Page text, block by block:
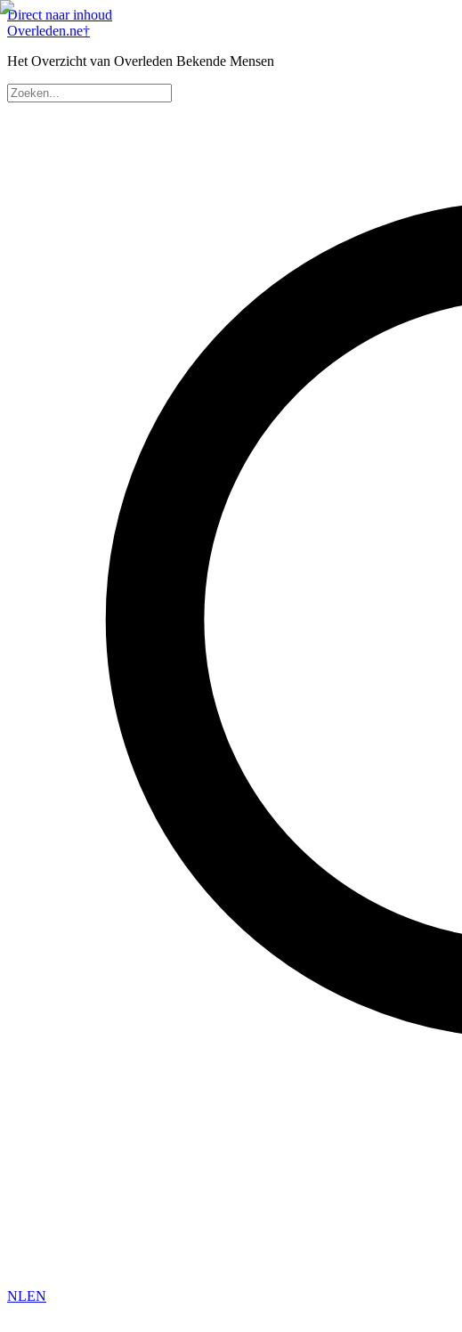
Direct naar inhoud
Overleden.ne†
Het Overzicht van Overleden Bekende Mensen
NLEN